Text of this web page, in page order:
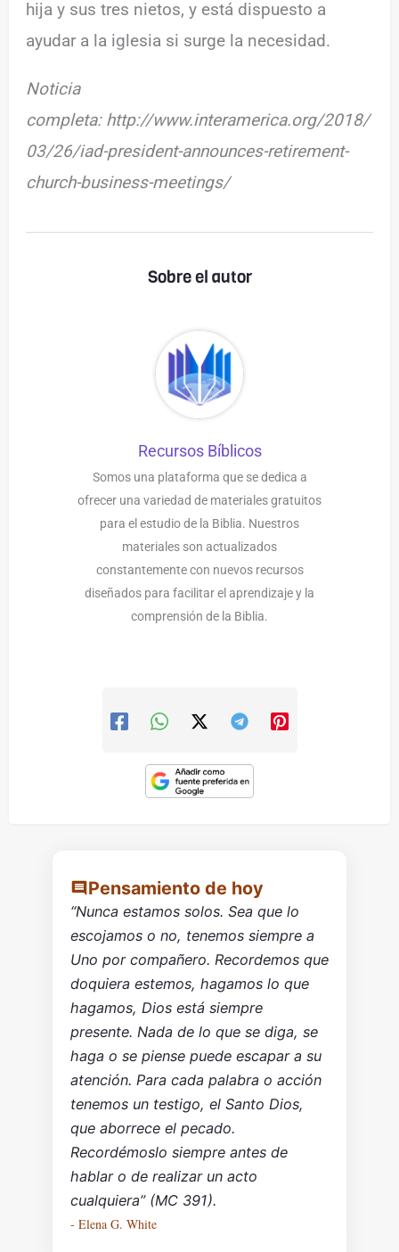
hija y sus tres nietos, y está dispuesto a
ayudar a la iglesia si surge la necesidad.
Noticia
completa: http://www.interamerica.org/2018/
03/26/iad-president-announces-retirement-
church-business-meetings/
Sobre el autor
Recursos Bíblicos
Somos una plataforma que se dedica a
ofrecer una variedad de materiales gratuitos
para el estudio de la Biblia. Nuestros
materiales son actualizados
constantemente con nuevos recursos
diseñados para facilitar el aprendizaje y la
comprensión de la Biblia.
Pensamiento de hoy
“Nunca estamos solos. Sea que lo
escojamos o no, tenemos siempre a
Uno por compañero. Recordemos que
doquiera estemos, hagamos lo que
hagamos, Dios está siempre
presente. Nada de lo que se diga, se
haga o se piense puede escapar a su
atención. Para cada palabra o acción
tenemos un testigo, el Santo Dios,
que aborrece el pecado.
Recordémoslo siempre antes de
hablar o de realizar un acto
cualquiera” (MC 391).
- Elena G. White